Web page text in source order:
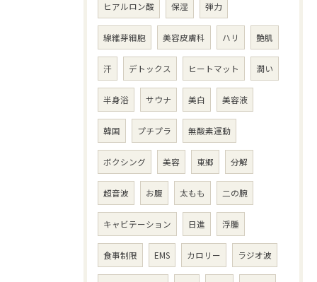
ヒアルロン酸 保湿 弾力
線維芽細胞 美容皮膚科 ハリ 艶肌
汗 デトックス ヒートマット 潤い
半身浴 サウナ 美白 美容液
韓国 プチプラ 無酸素運動
ボクシング 美容 東郷 分解
超音波 お腹 太もも 二の腕
キャビテーション 日進 浮腫
食事制限 EMS カロリー ラジオ波